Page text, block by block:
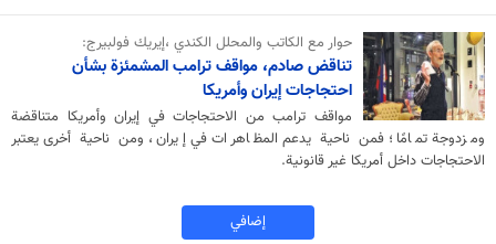
حوار مع الكاتب والمحلل الكندي ،إيريك فولبيرج:
تناقض صادم، مواقف ترامب المشمئزة بشأن
احتجاجات إيران وأمريكا
مواقف ترامب من الاحتجاجات في إيران وأمريكا متناقضة
ومزدوجة تمامًا؛ فمن ناحية يدعم المظاهرات في إيران، ومن ناحية أخرى يعتبر
الاحتجاجات داخل أمريكا غير قانونية.
إضافي